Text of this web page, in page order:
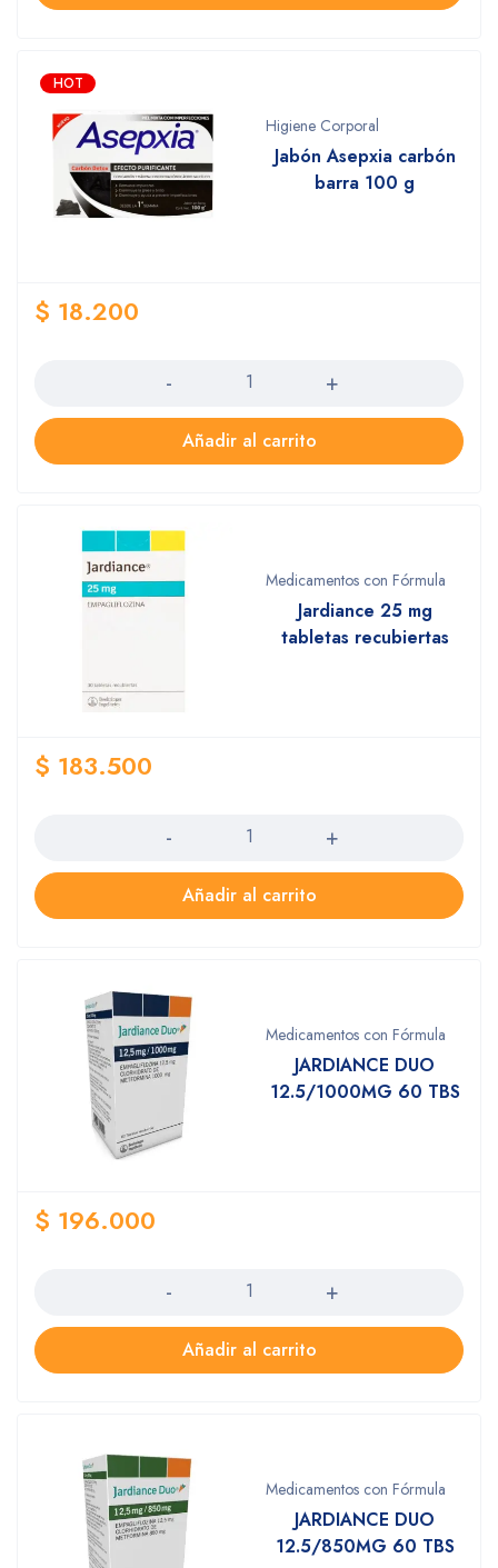
HOT
Higiene Corporal
Jabón Asepxia carbón
barra 100 g
$ 18.200
Añadir al carrito
Medicamentos con Fórmula
Jardiance 25 mg
tabletas recubiertas
$ 183.500
Añadir al carrito
Medicamentos con Fórmula
JARDIANCE DUO
12.5/1000MG 60 TBS
$ 196.000
Añadir al carrito
Medicamentos con Fórmula
JARDIANCE DUO
12.5/850MG 60 TBS